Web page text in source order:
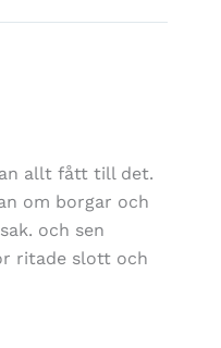
allt fått till det.
om borgar och
och sen
ritade slott och